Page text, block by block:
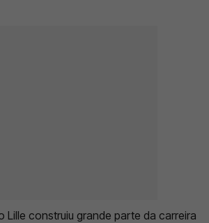
Lille construiu grande parte da carreira